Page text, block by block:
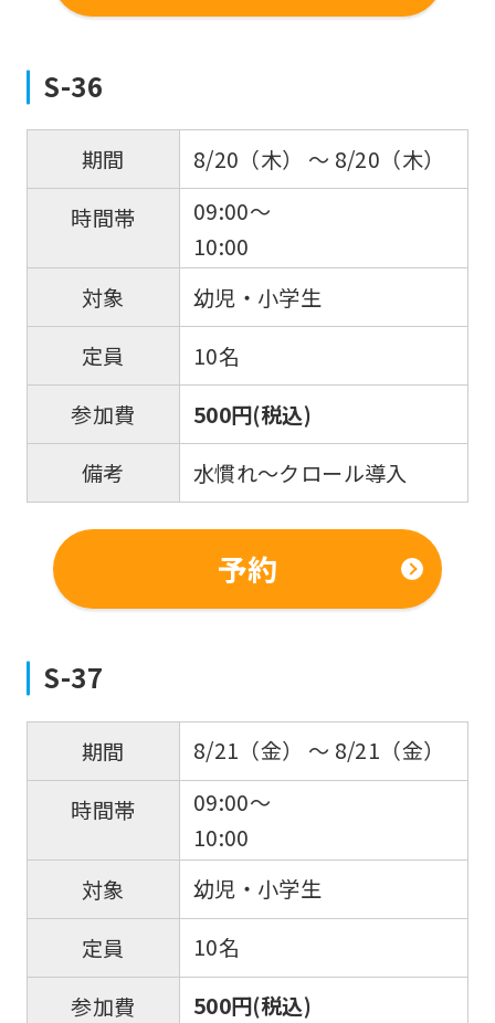
S-36
期間
8/20（木） 〜 8/20（木）
時間帯
09:00～
10:00
対象
幼児・小学生
定員
10名
参加費
500円(税込)
備考
水慣れ～クロール導入
予約
S-37
期間
8/21（金） 〜 8/21（金）
時間帯
09:00～
10:00
対象
幼児・小学生
定員
10名
参加費
500円(税込)